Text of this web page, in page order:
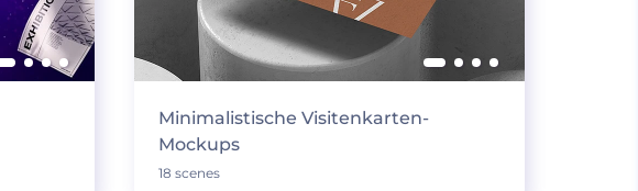
Minimalistische Visitenkarten-
Mockups
18 scenes